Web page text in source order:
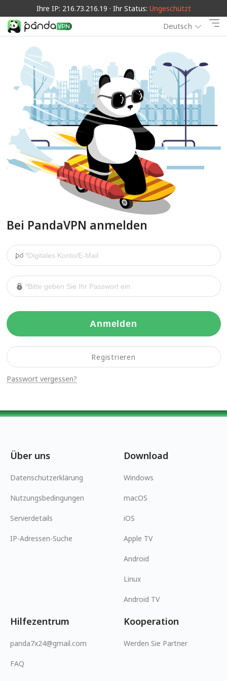
Ihre IP: 216.73.216.19 · Ihr Status: Ungeschützt
Deutsch
Bei PandaVPN anmelden
Anmelden
Passwort vergessen?
Registrieren
Über uns
Datenschutzerklärung
Nutzungsbedingungen
Serverdetails
IP-Adressen-Suche
Download
Windows
macOS
iOS
Apple TV
Android
Linux
Android TV
Hilfezentrum
panda7x24@gmail.com
FAQ
Kooperation
Werden Sie Partner